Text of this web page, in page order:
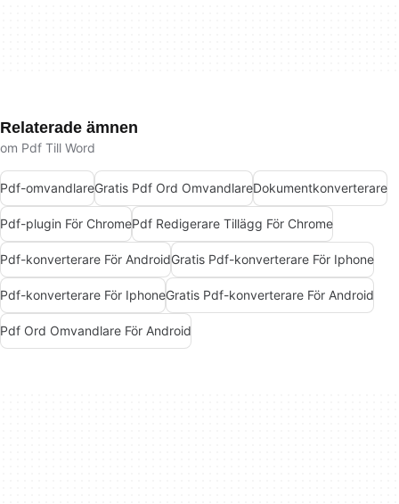
Relaterade ämnen
om Pdf Till Word
Pdf-omvandlareGratis Pdf Ord OmvandlareDokumentkonverterare
Pdf-plugin För ChromePdf Redigerare Tillägg För Chrome
Pdf-konverterare För AndroidGratis Pdf-konverterare För Iphone
Pdf-konverterare För IphoneGratis Pdf-konverterare För Android
Pdf Ord Omvandlare För Android